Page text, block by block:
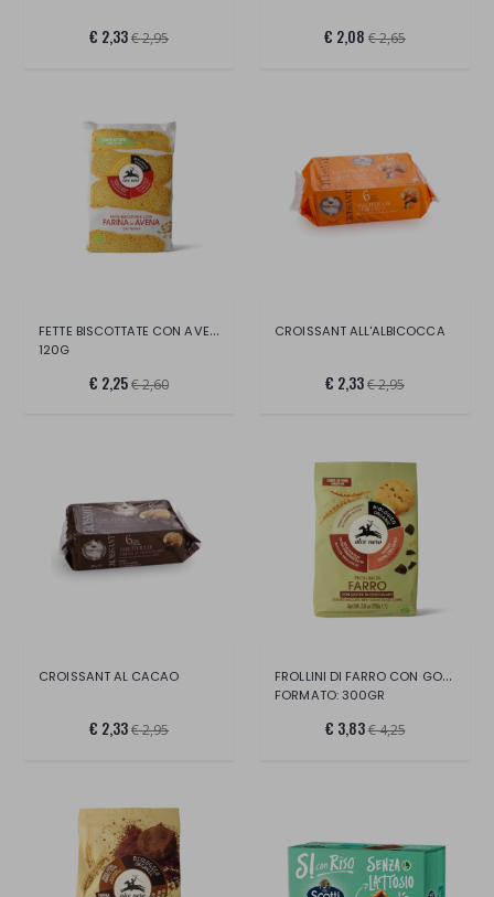
€ 2,33€ 2,95 € 2,08 € 2,65
FETTE BISCOTTATE CON AVENA BIO ALCE NERO
120G
€ 2,25€ 2,60
CROISSANT ALL'ALBICOCCA
€ 2,33€ 2,95
CROISSANT AL CACAO
€ 2,33€ 2,95
FROLLINI DI FARRO CON GOCCE DI CIOCCOLAT
FORMATO: 300GR
€ 3,83€ 4,25